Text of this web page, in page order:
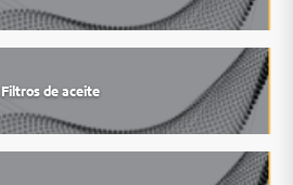
Filtros de aceite